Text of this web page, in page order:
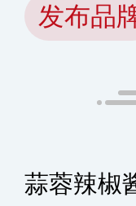
发布品
蒜蓉辣椒